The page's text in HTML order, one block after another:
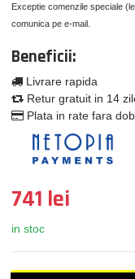
Exceptie comenzile speciale
comunica pe e-mail.
Beneficii:
Livrare rapida
Retur gratuit in 14
Plata in rate fara
741 lei
in stoc